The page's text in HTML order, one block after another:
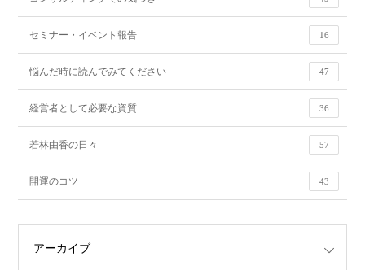
セミナー・イベント報告 16
悩んだ時に読んでみてください 47
経営者として必要な資質 36
若林由香の日々 57
開運のコツ 43